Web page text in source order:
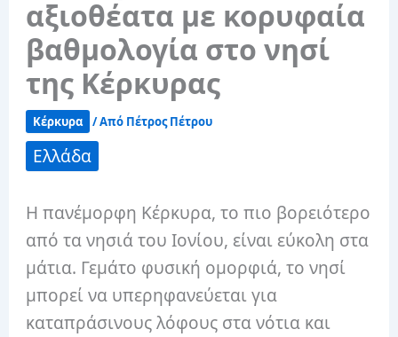
αξιοθέατα με κορυφαία
βαθμολογία στο νησί
της Κέρκυρας
Κέρκυρα / Από Πέτρος Πέτρου
Ελλάδα
Η πανέμορφη Κέρκυρα, το πιο βορειότερο
από τα νησιά του Ιονίου, είναι εύκολη στα
μάτια. Γεμάτο φυσική ομορφιά, το νησί
μπορεί να υπερηφανεύεται για
καταπράσινους λόφους στα νότια και